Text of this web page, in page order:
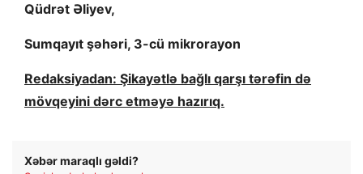
Qüdrət Əliyev,
Sumqayıt şəhəri, 3-cü mikrorayon
Redaksiyadan: Şikayətlə bağlı qarşı tərəfin də
mövqeyini dərc etməyə hazırıq.
Xəbər maraqlı gəldi?